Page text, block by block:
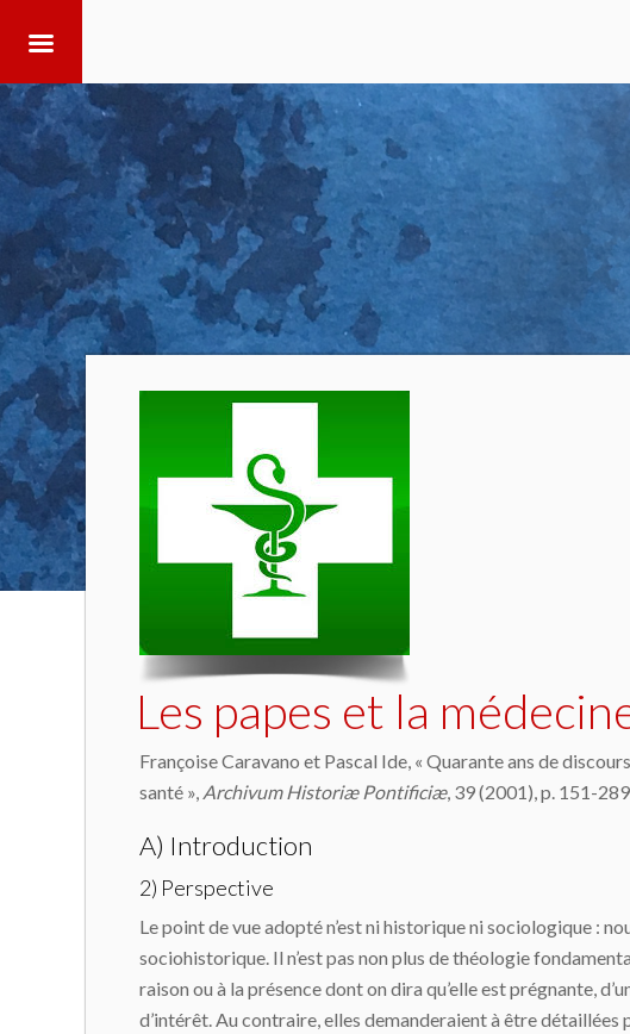
Les papes et la
Françoise Caravano et Pascal Ide, « Quarante ans de
santé », Archivum Historiæ Pontificiæ, 39 (2001), p. 151-
A) Introduction
2) Perspective
Le point de vue adopté n’est ni historique ni sociologique :
sociohistorique. Il n’est pas non plus de théologie
raison ou à la présence dont on dira qu’elle est prégnante,
d’intérêt. Au contraire, elles demanderaient à être détaillées